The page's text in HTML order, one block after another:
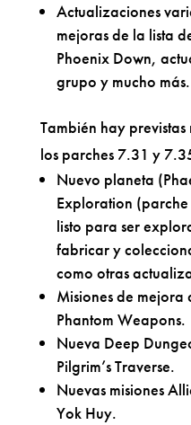
Actualizaciones
mejoras de la lista
Phoenix Down,
grupo y mucho más.
También hay
los parches 7.31 y
Nuevo planeta
Exploration
listo para ser
fabricar y
como otras
Misiones de
Phantom Weapons.
Nueva Deep
Pilgrim’s Traverse.
Nuevas misiones
Yok Huy.